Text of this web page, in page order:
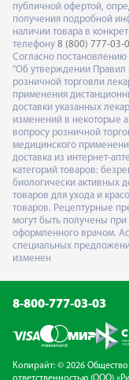
публичной офертой,
получения подробной
наличии товара в
телефону 8 (800) 777-03-
Согласно
"Об утверждении Правил
розничной торговли
применения
доставки указанных
изменений в некоторые
вопросу розничной
медицинского
доставка из интернет-
категорий товаров:
биологически активных
товаров для ухода и
товаров. Рецептурные
могут быть получены
оформленного врачом.
специальных
изменен
8-800-777-03-03
Копирайт: © 2026